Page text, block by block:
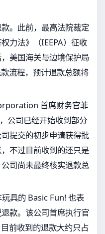
。此前，最高法院裁定
力法》（IEEPA）征收
美国海关与边境保护局
款流程，预计退款总额将
首席财务官菲
公司已经开始收到部分
提交的初步申请获得批
不过目前收到的还只是
司尚未最终核实退款总
具的 Basic Fun! 也表
款。该公司首席执行官
前收到的退款大约只占